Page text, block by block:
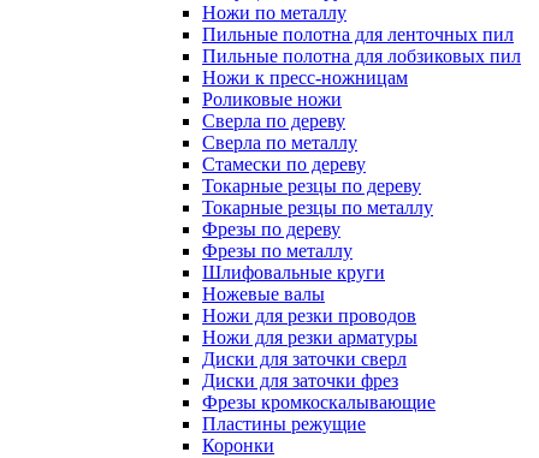
Ножи по металлу
Пильные полотна для ленточных пил
Пильные полотна для лобзиковых пил
Ножи к пресс-ножницам
Роликовые ножи
Сверла по дереву
Сверла по металлу
Стамески по дереву
Токарные резцы по дереву
Токарные резцы по металлу
Фрезы по дереву
Фрезы по металлу
Шлифовальные круги
Ножевые валы
Ножи для резки проводов
Ножи для резки арматуры
Диски для заточки сверл
Диски для заточки фрез
Фрезы кромкоскалывающие
Пластины режущие
Коронки